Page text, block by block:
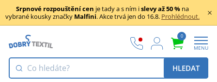
Srpnové rozpouštění cen je tady a s ním islevy až 50 % na
vybrané kousky značky Malfini. Akce trvá jen do 16.8. Prohlédnout.
0
MENU
HLEDAT